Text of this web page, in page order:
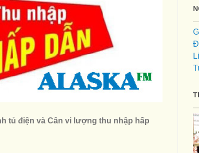
tủ điện và Cân vi lượng thu nhập hấp